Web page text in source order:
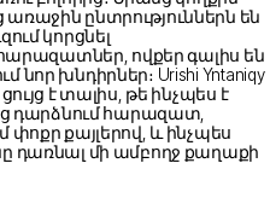
ընտրություններն են
կորցնել
հարազատներ, ովքեր գալիս են
նոր խնդիրներ։ Urishi Yntaniqy
է տալիս, թե ինչպես է
դարձնում հարազատ,
փոքր քայլերով, և ինչպես
դառնալ մի ամբողջ քաղաքի